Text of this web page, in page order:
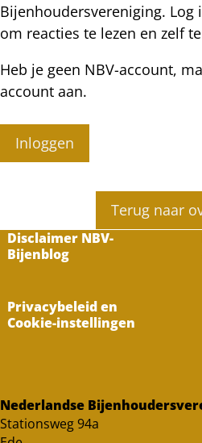
Bijenhoudersvereniging. Log
om reacties te lezen en zelf
Heb je geen NBV-account,
account aan.
Inloggen
Terug naar
Disclaimer NBV-
Bijenblog
Privacybeleid en
Cookie-instellingen
Nederlandse
Stationsweg 94a